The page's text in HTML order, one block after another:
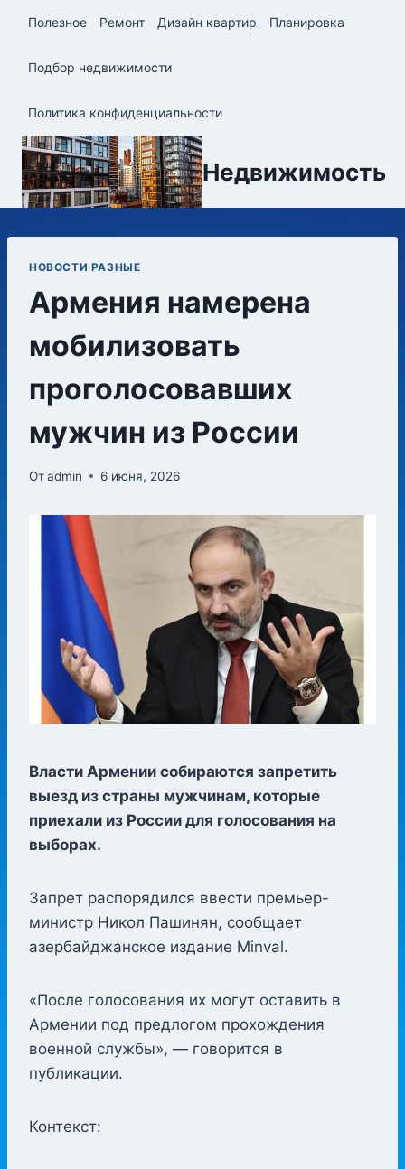
содержимому
Полезное Ремонт Дизайн квартир Планировка
Подбор недвижимости
Политика конфиденциальности
Недвижимость
НОВОСТИ РАЗНЫЕ
Армения намерена
мобилизовать
проголосовавших
мужчин из России
Отadmin 6 июня, 2026
Власти Армении собираются запретить
выезд из страны мужчинам, которые
приехали из России для голосования на
выборах.
Запрет распорядился ввести премьер-
министр Никол Пашинян, сообщает
азербайджанское издание Minval.
«После голосования их могут оставить в
Армении под предлогом прохождения
военной службы», — говорится в
публикации.
Контекст: